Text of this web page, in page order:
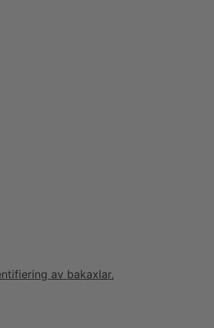
av bakaxlar.